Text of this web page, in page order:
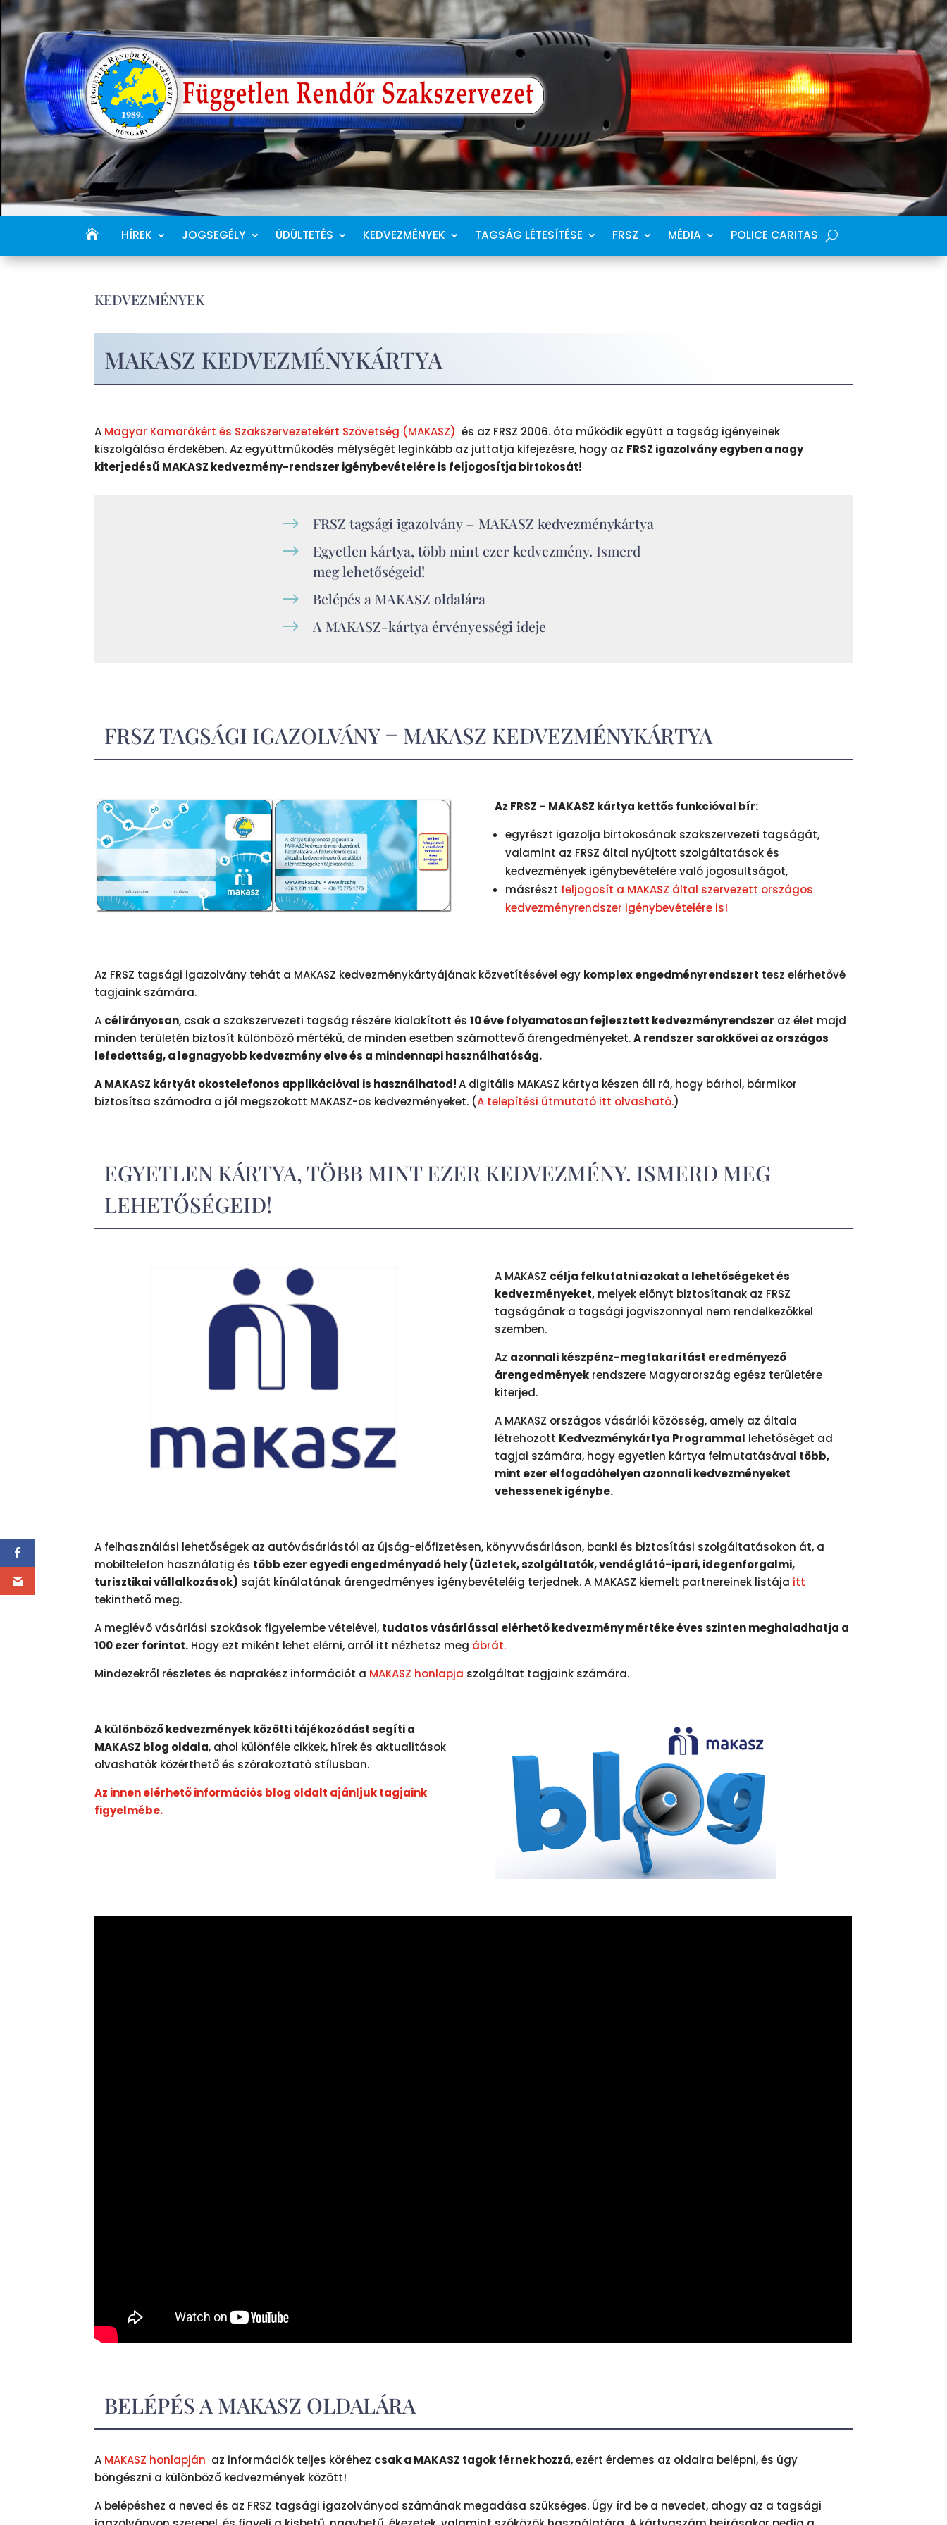
HÍREK JOGSEGÉLY ÜDÜLTETÉS KEDVEZMÉNYEK TAGSÁG LÉTESÍTÉSE FRSZ MÉDIA POLICE CARITAS
KEDVEZMÉNYEK
MAKASZ KEDVEZMÉNYKÁRTYA
A Magyar Kamarákért és Szakszervezetekért Szövetség (MAKASZ) és az FRSZ 2006. óta működik együtt a tagság igényeinek
kiszolgálása érdekében. Az együttműködés mélységét leginkább az juttatja kifejezésre, hogy az FRSZ igazolvány egyben a nagy
kiterjedésű MAKASZ kedvezmény-rendszer igénybevételére is feljogosítja birtokosát!
$ FRSZ tagsági igazolvány = MAKASZ kedvezménykártya
$
Egyetlen kártya, több mint ezer kedvezmény. Ismerd
meg lehetőségeid!
$ Belépés a MAKASZ oldalára
$ A MAKASZ-kártya érvényességi ideje
FRSZ TAGSÁGI IGAZOLVÁNY = MAKASZ KEDVEZMÉNYKÁRTYA
Az FRSZ – MAKASZ kártya kettős funkcióval bír:
egyrészt igazolja birtokosának szakszervezeti tagságát,
valamint az FRSZ által nyújtott szolgáltatások és
kedvezmények igénybevételére való jogosultságot,
másrészt feljogosít a MAKASZ által szervezett országos
kedvezményrendszer igénybevételére is!
Az FRSZ tagsági igazolvány tehát a MAKASZ kedvezménykártyájának közvetítésével egy komplex engedményrendszert tesz elérhetővé
tagjaink számára.
A célirányosan, csak a szakszervezeti tagság részére kialakított és10 éve folyamatosan fejlesztett kedvezményrendszer az élet majd
minden területén biztosít különböző mértékű, de minden esetben számottevő árengedményeket.A rendszer sarokkövei az országos
lefedettség, a legnagyobb kedvezmény elve és a mindennapi használhatóság.
A MAKASZ kártyát okostelefonos applikációval is használhatod!A digitális MAKASZ kártya készen áll rá, hogy bárhol, bármikor
biztosítsa számodra a jól megszokott MAKASZ-os kedvezményeket. (A telepítési útmutató itt olvasható.)
EGYETLEN KÁRTYA, TÖBB MINT EZER KEDVEZMÉNY. ISMERD MEG
LEHETŐSÉGEID!
A MAKASZ célja felkutatni azokat a lehetőségeket és
kedvezményeket,melyek előnyt biztosítanak az FRSZ
tagságának a tagsági jogviszonnyal nem rendelkezőkkel
szemben.
Az azonnali készpénz-megtakarítást eredményező
árengedményekrendszere Magyarország egész területére
kiterjed.
A MAKASZ országos vásárlói közösség, amely az általa
létrehozott Kedvezménykártya Programmal lehetőséget ad
tagjai számára, hogy egyetlen kártya felmutatásával több,
mint ezer elfogadóhelyen azonnali kedvezményeket
vehessenek igénybe.
A felhasználási lehetőségek az autóvásárlástól az újság-előfizetésen, könyvvásárláson, banki és biztosítási szolgáltatásokon át, a
mobiltelefon használatig és több ezer egyedi engedményadó hely (üzletek, szolgáltatók, vendéglátó-ipari, idegenforgalmi,
turisztikai vállalkozások) saját kínálatának árengedményes igénybevételéig terjednek. A MAKASZ kiemelt partnereinek listája itt
tekinthető meg.
A meglévő vásárlási szokások figyelembe vételével, tudatos vásárlással elérhető kedvezmény mértéke éves szinten meghaladhatja a
100 ezer forintot. Hogy ezt miként lehet elérni, arról itt nézhetsz meg ábrát.
Mindezekről részletes és naprakész információt a MAKASZ honlapja szolgáltat tagjaink számára.
A különböző kedvezmények közötti tájékozódást segíti a
MAKASZ blog oldala, ahol különféle cikkek, hírek és aktualitások
olvashatók közérthető és szórakoztató stílusban.
Az innen elérhető információs blog oldalt ajánljuk tagjaink
figyelmébe.
BELÉPÉS A MAKASZ OLDALÁRA
A MAKASZ honlapján az információk teljes köréhez csak a MAKASZ tagok férnek hozzá, ezért érdemes az oldalra belépni, és úgy
böngészni a különböző kedvezmények között!
A belépéshez a neved és az FRSZ tagsági igazolványod számának megadása szükséges. Úgy írd be a nevedet, ahogy az a tagsági